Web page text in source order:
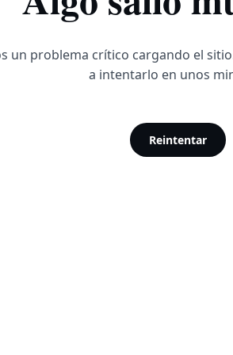
un problema crítico cargando el
a intentarlo en unos
Reintentar